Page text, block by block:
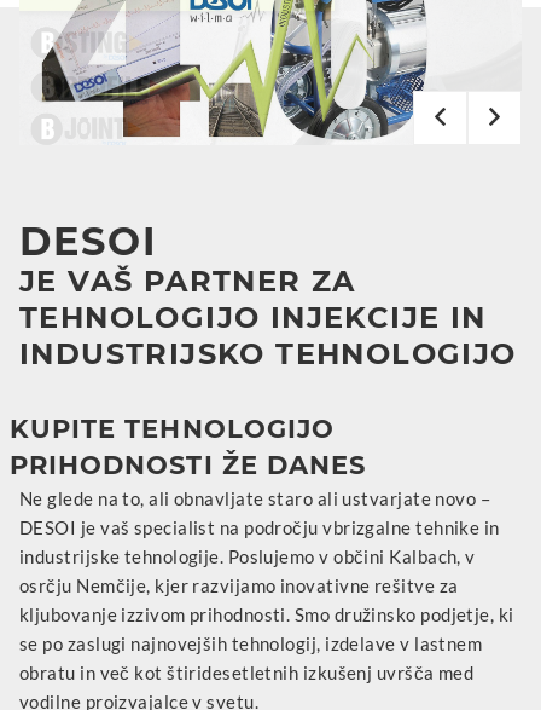
DESOI
JE VAŠ PARTNER ZA
TEHNOLOGIJO INJEKCIJE IN
INDUSTRIJSKO TEHNOLOGIJO
KUPITE TEHNOLOGIJO
PRIHODNOSTI ŽE DANES
Ne glede na to, ali obnavljate staro ali ustvarjate novo –
DESOI je vaš specialist na področju vbrizgalne tehnike in
industrijske tehnologije. Poslujemo v občini Kalbach, v
osrčju Nemčije, kjer razvijamo inovativne rešitve za
kljubovanje izzivom prihodnosti. Smo družinsko podjetje, ki
se po zaslugi najnovejših tehnologij, izdelave v lastnem
obratu in več kot štiridesetletnih izkušenj uvršča med
vodilne proizvajalce v svetu.